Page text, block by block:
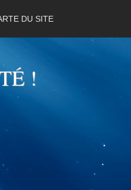
DU SITE
!